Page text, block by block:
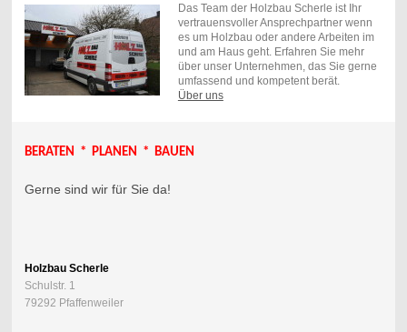
Das Team der Holzbau Scherle ist Ihr
vertrauensvoller Ansprechpartner wenn
es um Holzbau oder andere Arbeiten im
und am Haus geht. Erfahren Sie mehr
über unser Unternehmen, das Sie gerne
umfassend und kompetent berät.
Über uns
BERATEN * PLANEN * BAUEN
Gerne sind wir für Sie da!
Holzbau Scherle
Schulstr. 1
79292 Pfaffenweiler